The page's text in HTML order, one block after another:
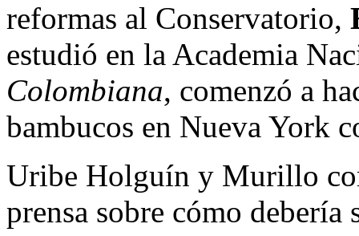
reformas al Conservatorio,
estudió en la Academia
Colombiana, comenzó a
bambucos en Nueva York
Uribe Holguín y Murillo
prensa sobre cómo debería